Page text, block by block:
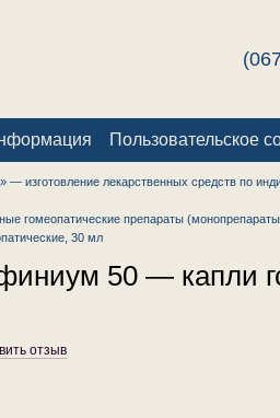
Пользовательское
— изготовление лекарственных средств по
гомеопатические препараты
30 мл
50 — капли
отзыв